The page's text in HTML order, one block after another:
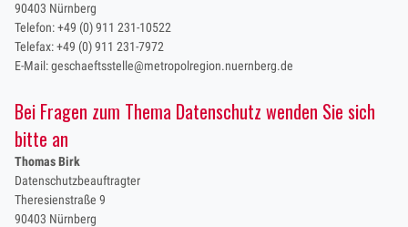
90403 Nürnberg
Telefon: +49 (0) 911 231-10522
Telefax: +49 (0) 911 231-7972
E-Mail: geschaeftsstelle@metropolregion.nuernberg.de
Bei Fragen zum Thema Datenschutz wenden Sie sich
bitte an
Thomas Birk
Datenschutzbeauftragter
Theresienstraße 9
90403 Nürnberg